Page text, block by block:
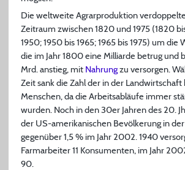
Die weltweite Agrarproduktion
Zeitraum zwischen 1820 und 1975 (1820
1950; 1950 bis 1965; 1965 bis 1975) um die
die im Jahr 1800 eine Milliarde betrug und
Mrd. anstieg, mit Nahrungzu versorgen.
Zeit sank die Zahl der in der
Menschen, da die Arbeitsabläufe immer
wurden. Noch in den 30er Jahren des 20.
der US-amerikanischen Bevölkerung in
gegenüber 1,5 % im Jahr 2002. 1940
Farmarbeiter 11 Konsumenten, im Jahr
90.